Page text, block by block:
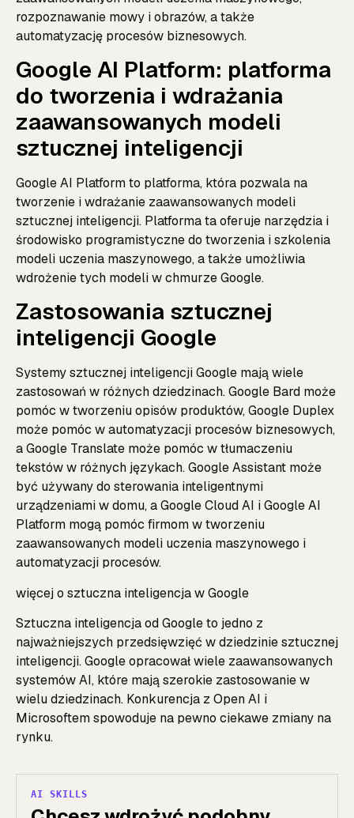
rozpoznawanie mowy i obrazów, a także
automatyzację procesów biznesowych.
Google AI Platform: platforma
do tworzenia i wdrażania
zaawansowanych modeli
sztucznej inteligencji
Google AI Platform to platforma, która pozwala na
tworzenie i wdrażanie zaawansowanych modeli
sztucznej inteligencji. Platforma ta oferuje narzędzia i
środowisko programistyczne do tworzenia i szkolenia
modeli uczenia maszynowego, a także umożliwia
wdrożenie tych modeli w chmurze Google.
Zastosowania sztucznej
inteligencji Google
Systemy sztucznej inteligencji Google mają wiele
zastosowań w różnych dziedzinach. Google Bard może
pomóc w tworzeniu opisów produktów, Google Duplex
może pomóc w automatyzacji procesów biznesowych,
a Google Translate może pomóc w tłumaczeniu
tekstów w różnych językach. Google Assistant może
być używany do sterowania inteligentnymi
urządzeniami w domu, a Google Cloud AI i Google AI
Platform mogą pomóc firmom w tworzeniu
zaawansowanych modeli uczenia maszynowego i
automatyzacji procesów.
więcej o sztuczna inteligencja w Google
Sztuczna inteligencja od Google to jedno z
najważniejszych przedsięwzięć w dziedzinie sztucznej
inteligencji. Google opracował wiele zaawansowanych
systemów AI, które mają szerokie zastosowanie w
wielu dziedzinach. Konkurencja z Open AI i
Microsoftem spowoduje na pewno ciekawe zmiany na
rynku.
AI SKILLS